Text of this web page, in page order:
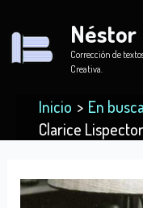
contenido
Néstor
Corrección de
Creativa.
Inicio
En
Clarice